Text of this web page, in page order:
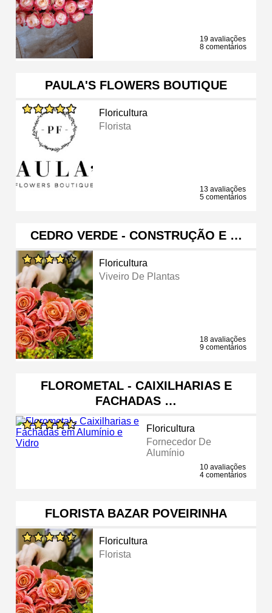
19 avaliações
8 comentários
PAULA'S FLOWERS BOUTIQUE
Floricultura
Florista
13 avaliações
5 comentários
CEDRO VERDE - CONSTRUÇÃO E …
Floricultura
Viveiro De Plantas
18 avaliações
9 comentários
FLOROMETAL - CAIXILHARIAS E
FACHADAS …
Floricultura
Fornecedor De
Alumínio
10 avaliações
4 comentários
FLORISTA BAZAR POVEIRINHA
Floricultura
Florista